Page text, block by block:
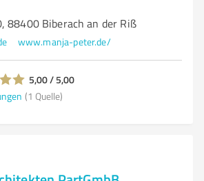
88400 Biberach an der Riß
www.manja-peter.de/
5,00 / 5,00
(1 Quelle)